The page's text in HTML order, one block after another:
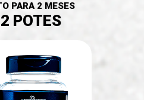
PARA 2 MESES
POTES